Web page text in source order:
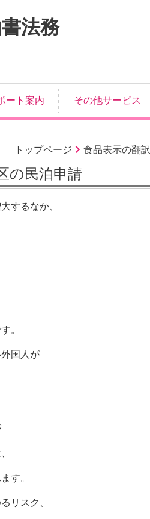
法務
ート案内 その他サービス
トップページ 食品表示の翻訳
の民泊申請
するなか、
。
国人が
す。
リスク、